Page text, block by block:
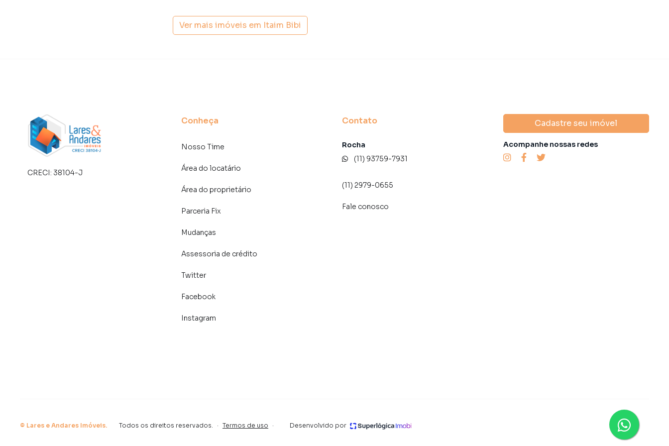
imobiliárias tradicionais. Já vendemos e locamos diversos imóveis em São Paulo, especialmente em
Itaim Bibi. Isso porque temos uma equipe de marketing digital focada em produzir campanhas
Ver mais imóveis em Itaim Bibi
CRECI: 38104-J
Conheça
Nosso Time
Área do locatário
Área do proprietário
Parceria Fix
Mudanças
Assessoria de crédito
Twitter
Facebook
Instagram
Contato
Rocha
(11) 93759-7931
(11) 2979-0655
Fale conosco
Cadastre seu imóvel
Acompanhe nossas redes
© Lares e Andares Imóveis. Todos os direitos reservados. · Termos de uso · Desenvolvido por